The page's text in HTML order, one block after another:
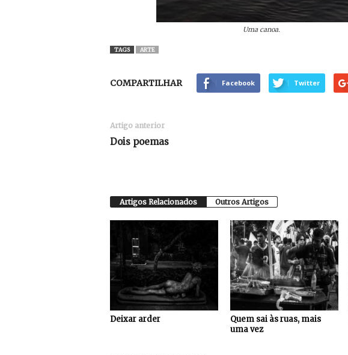
Uma canoa.
TAGS ARTE
COMPARTILHAR Facebook Twitter
Artigo anterior
Dois poemas
Artigos Relacionados Outros Artigos
Deixar arder
Quem sai às ruas, mais
uma vez